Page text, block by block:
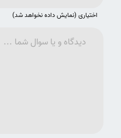
اختیاری (نمایش داده نخواهد شد)